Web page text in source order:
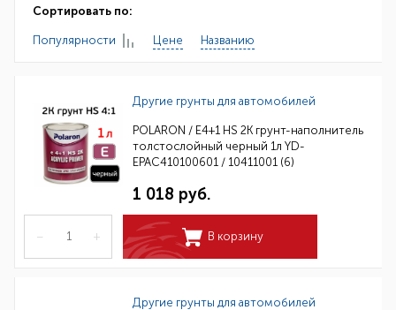
Сортировать по:
Популярности Цене Названию
Другие грунты для автомобилей
POLARON / E4+1 HS 2K грунт-наполнитель
толстослойный черный 1л YD-
EPAC410100601 / 10411001 (6)
1 018 руб.
– + В корзину
Другие грунты для автомобилей